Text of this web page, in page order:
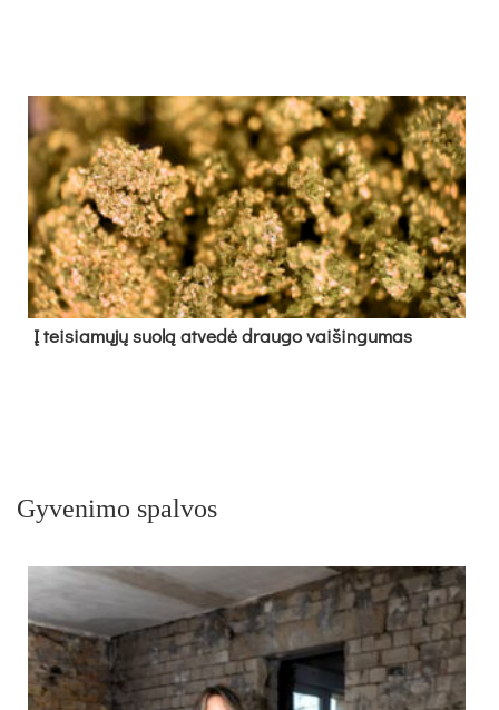
Į tei­sia­mų­jų suo­lą at­ve­dė drau­go vai­šin­gu­mas
Gyvenimo spalvos